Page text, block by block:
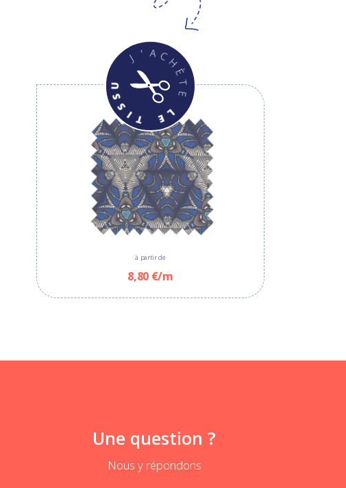
à partir de
8,80 €/m
Une question ?
Nous y répondons